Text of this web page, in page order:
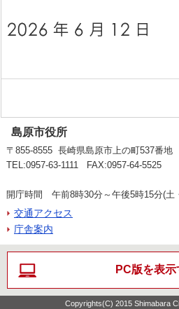
島原市役所
〒855-8555 長崎県島原市上の町537番地
TEL:0957-63-1111 FAX:0957-64-5525
開庁時間 午前8時30分～午後5時15分(土
交通アクセス
庁舎案内
PC版を表示
Copyrights(C) 2015 Shimabara